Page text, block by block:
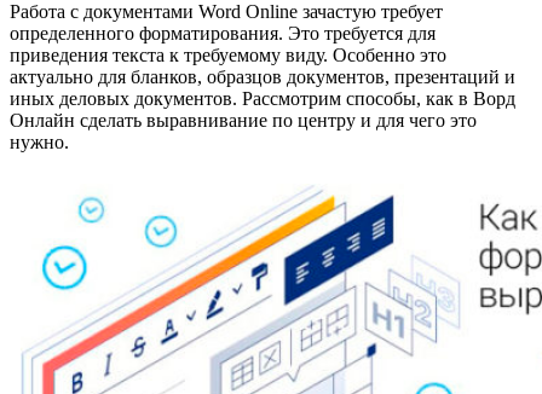
Работа с документами Word Online зачастую требует
определенного форматирования. Это требуется для
приведения текста к требуемому виду. Особенно это
актуально для бланков, образцов документов, презентаций и
иных деловых документов. Рассмотрим способы, как в Ворд
Онлайн сделать выравнивание по центру и для чего это
нужно.